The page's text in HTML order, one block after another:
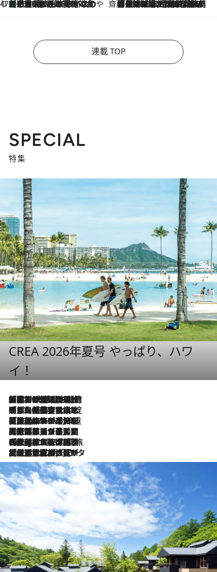
47都道府県の手みやげ ひんやりスイーツで夏を満喫
2026.8.6
【三重県】この夏絶対食べたい 冷やしておいしいおやつ3選 お餅×アイスの新感覚スイーツ 齋藤 薫 美容脳ルネサンス
2026.8.6
「荷物が増えるほど旅ストレスは増す」美容ジャーナリストがたどり着いた最終結論。“化粧品を劇的に減らす”感動の凝縮美容とは
連載 TOP
SPECIAL
特集
CREA 2026年夏号 やっぱり、ハワ
イ！
2026.8.6
「荷物が増えるほど旅ストレスは増す」美容ジャーナリストがたどり着いた最終結論。“化粧品を劇的に減らす”感動の凝縮美容とは
2026.8.6
「旅先には金髪ウィッグを持参」日本と同じメイクでは損してる!? 美容ジャーナリストが提案する“掟破りの旅美容”とは
2026.8.6
【厳選旅コスメ】「身軽さ＆UV対策重視！」ヘアアーティストshucoが選んだ夏旅ベストコスメを発表【Mサイズジップ】
2026.8.5
【厳選旅コスメ】国内をあちこち移動する河井菜摘が選んだ夏旅ベストコスメ発表！「リラックスアイテムはマスト」【Mサイズジップ】
2026.8.4
【厳選旅コスメ】「紫外線＆乾燥対策しながらメイク感も！」ヘア＆メイクGeorgeが選んだ夏旅ベストコスメを発表！【Mサイズジップ】
2026.8.3
【厳選旅コスメ】「保湿もタイパ重視！」“サウナ好き”タレント清水みさとが愛用する夏旅ベストコスメを発表！【Mサイズジップ】